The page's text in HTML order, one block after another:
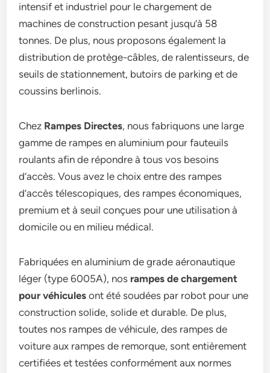
intensif et industriel pour le chargement de
machines de construction pesant jusqu’à 58
tonnes. De plus, nous proposons également la
distribution de protège-câbles, de ralentisseurs, de
seuils de stationnement, butoirs de parking et de
coussins berlinois.
Chez Rampes Directes, nous fabriquons une large
gamme de rampes en aluminium pour fauteuils
roulants afin de répondre à tous vos besoins
d’accès. Vous avez le choix entre des rampes
d’accès télescopiques, des rampes économiques,
premium et à seuil conçues pour une utilisation à
domicile ou en milieu médical.
Fabriquées en aluminium de grade aéronautique
léger (type 6005A), nos rampes de chargement
pour véhicules ont été soudées par robot pour une
construction solide, solide et durable. De plus,
toutes nos rampes de véhicule, des rampes de
voiture aux rampes de remorque, sont entièrement
certifiées et testées conformément aux normes